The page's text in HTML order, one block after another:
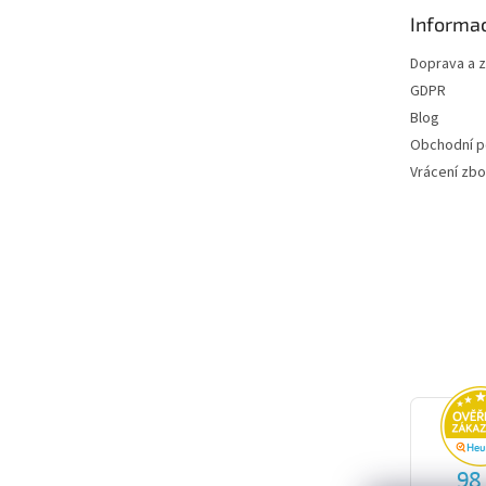
Doprava a
GDPR
Blog
Obchodní
Vrácení